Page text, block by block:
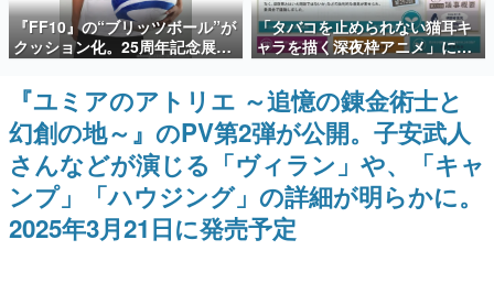
殿堂入り記事
SNS拡散数が数千以上！ ページビュー数万以上！ などな
ど。多くの人々に読まれた、電ファミ渾身の“殿堂入り”記
事をまとめました。
ゲームの企画書
名作ゲームクリエイターの方々に製作時のエピソードをお
聞きし、ヒットする企画（ゲーム）とは何か？を探ってい
きます。
赫本
この物語を解いてはいけない。『赫本』は、〈試験問題〉
の形をした短編ホラー小説集です。
プロ野球選手から称賛の声
『FF10』の“ブリッツボール”が
クッション化。25周年記念展
「FINAL FANTASY X
MUSEUM-幻光の記憶-」のグッ
ズ情報が一部公開
「タバコを止められない猫耳キ
ャラを描く深夜枠アニメ」に視
聴者の一部から批判意見。違法
薬物の使用と思しき描写も含め
て、BPOが議論を交わす
『ユミアのアトリエ ～追憶の錬金術士と
幻創の地～』のPV第2弾が公開。子安武人
さんなどが演じる「ヴィラン」や、「キャ
ンプ」「ハウジング」の詳細が明らかに。
2025年3月21日に発売予定